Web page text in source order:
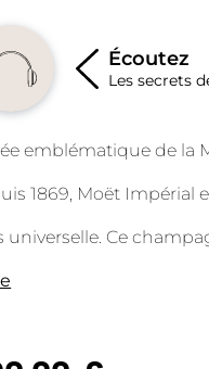
Écoutez
Les secrets
emblématique de la
1869, Moët Impérial
universelle. Ce